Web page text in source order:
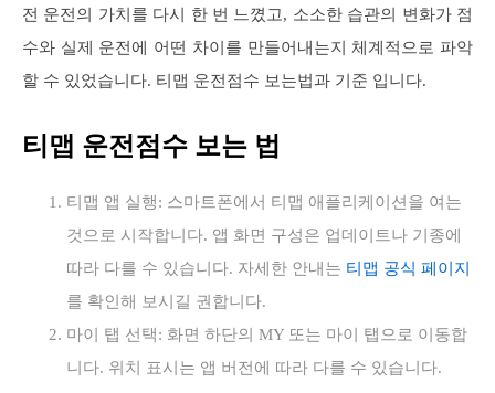
전 운전의 가치를 다시 한 번 느꼈고, 소소한 습관의 변화가 점
수와 실제 운전에 어떤 차이를 만들어내는지 체계적으로 파악
할 수 있었습니다. 티맵 운전점수 보는법과 기준 입니다.
티맵 운전점수 보는 법
티맵 앱 실행: 스마트폰에서 티맵 애플리케이션을 여는
것으로 시작합니다. 앱 화면 구성은 업데이트나 기종에
따라 다를 수 있습니다. 자세한 안내는 티맵 공식 페이지
를 확인해 보시길 권합니다.
마이 탭 선택: 화면 하단의 MY 또는 마이 탭으로 이동합
니다. 위치 표시는 앱 버전에 따라 다를 수 있습니다.